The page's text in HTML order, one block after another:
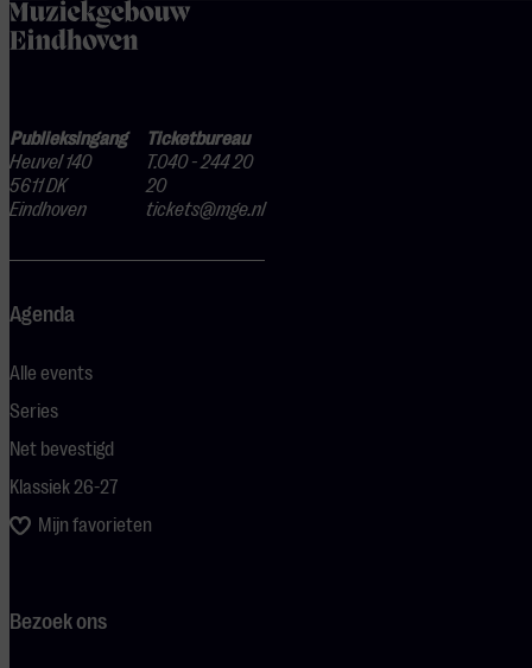
Publieksingang
Heuvel 140
5611 DK
Eindhoven
Ticketbureau
T.040 - 244 20
20
tickets@mge.nl
Agenda
Alle events
Series
Net bevestigd
Klassiek 26-27
Mijn favorieten
Bezoek ons